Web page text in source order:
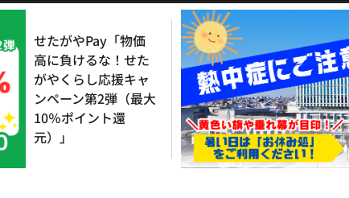
せたがやPay「物価
高に負けるな！せた
がやくらし応援キャ
ンペーン第2弾（最大
10％ポイント還
元）」